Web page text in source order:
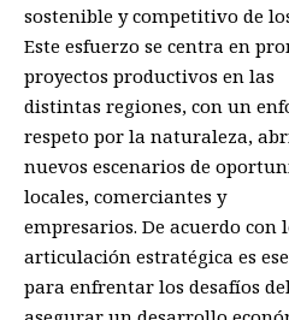
sostenible y competitivo de
Este esfuerzo se centra en
proyectos productivos en las
distintas regiones, con un
respeto por la naturaleza,
nuevos escenarios de
locales, comerciantes y
empresarios. De acuerdo con
articulación estratégica es
para enfrentar los desafíos